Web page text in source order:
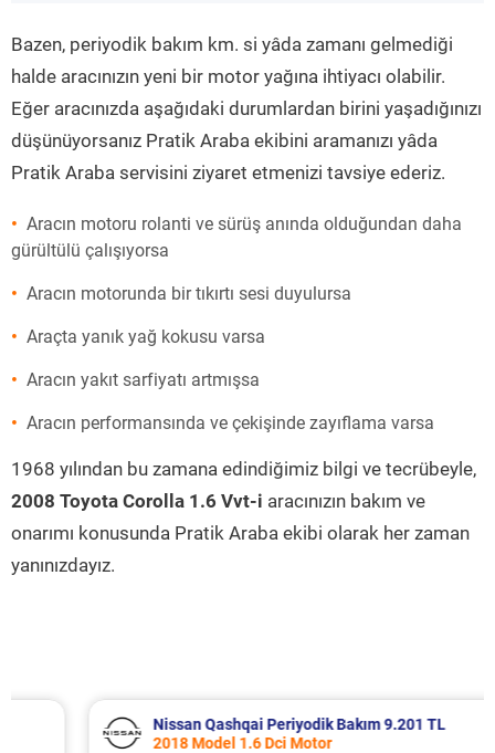
Bazen, periyodik bakım km. si yâda zamanı gelmediği
halde aracınızın yeni bir motor yağına ihtiyacı olabilir.
Eğer aracınızda aşağıdaki durumlardan birini yaşadığınızı
düşünüyorsanız Pratik Araba ekibini aramanızı yâda
Pratik Araba servisini ziyaret etmenizi tavsiye ederiz.
Aracın motoru rolanti ve sürüş anında olduğundan daha
gürültülü çalışıyorsa
Aracın motorunda bir tıkırtı sesi duyulursa
Araçta yanık yağ kokusu varsa
Aracın yakıt sarfiyatı artmışsa
Aracın performansında ve çekişinde zayıflama varsa
1968 yılından bu zamana edindiğimiz bilgi ve tecrübeyle,
2008 Toyota Corolla 1.6 Vvt-i aracınızın bakım ve
onarımı konusunda Pratik Araba ekibi olarak her zaman
yanınızdayız.
Nissan Qashqai Periyodik Bakım 9.201 TL
2018 Model 1.6 Dci Motor